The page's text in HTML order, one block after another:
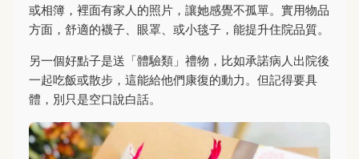
或相簿，裡面有家人的照片，讓她感覺不孤單。實用物品
方面，舒適的襪子、眼罩、或小毯子，能提升住院品質。
另一個好點子是送「體驗類」禮物，比如承諾病人出院後
一起吃飯或散步，這能給他們康復的動力。但記得要具
體，別只是空口說白話。